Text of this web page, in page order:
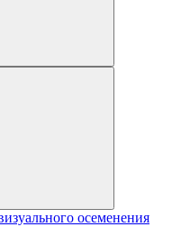
осеменения